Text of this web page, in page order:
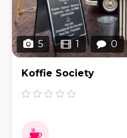
5 1 0
Koffie Society